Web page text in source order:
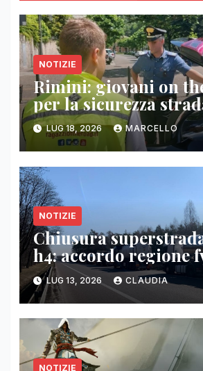
NOTIZIE
Rimini: giovani on
per la sicurezza
LUG 18, 2026 MARCELLO
NOTIZIE
Chiusura
h4: accordo regione
LUG 13, 2026 CLAUDIA
NOTIZIE